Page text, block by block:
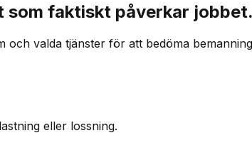
som faktiskt påverkar jobbet.
och valda tjänster för att bedöma
eller lossning.